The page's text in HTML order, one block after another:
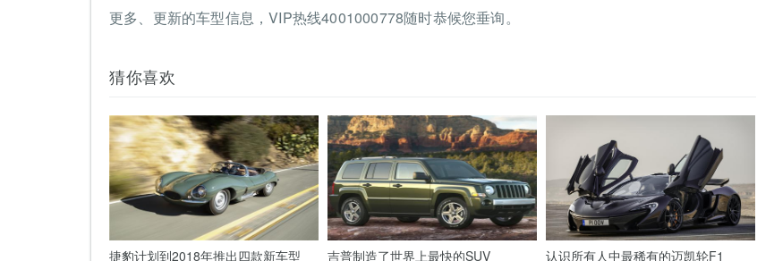
更多、更新的车型信息，VIP热线4001000778随时恭候您垂询。
猜你喜欢
捷豹计划到2018年推出四款新车型 吉普制造了世界上最快的SUV 认识所有人中最稀有的迈凯轮F1